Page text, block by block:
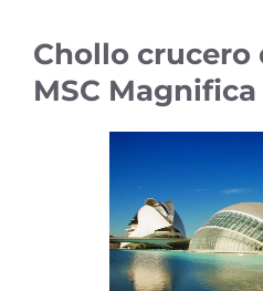
Chollo crucero
MSC Magnifica